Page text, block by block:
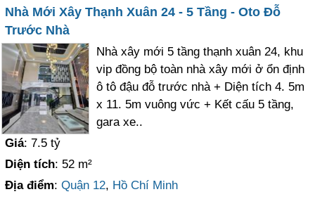
Nhà Mới Xây Thạnh Xuân 24 - 5 Tầng - Oto Đỗ
Trước Nhà
Nhà xây mới 5 tầng thạnh xuân 24, khu
vip đồng bộ toàn nhà xây mới ở ổn định
ô tô đậu đỗ trước nhà + Diện tích 4. 5m
x 11. 5m vuông vức + Kết cấu 5 tầng,
gara xe..
Giá: 7.5 tỷ
Diện tích: 52 m²
Địa điểm:Quận 12, Hồ Chí Minh